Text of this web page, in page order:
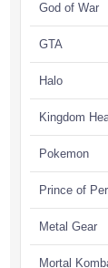
God of War
GTA
Halo
Kingdom
Pokemon
Prince of
Metal Gear
Mortal